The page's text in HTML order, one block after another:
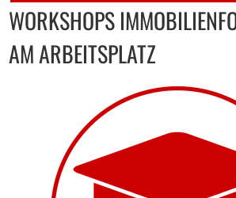
WORKSHOPS
AM ARBEITSPLATZ